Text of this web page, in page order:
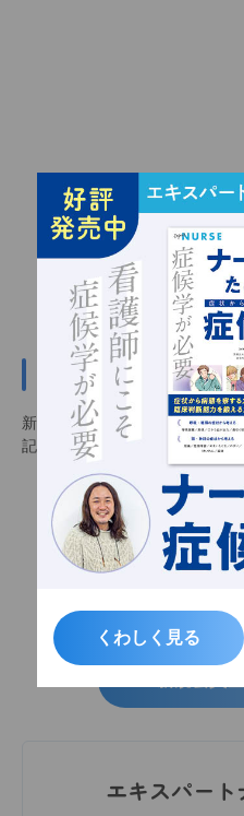
くわしく見る
くわしく見る
新規会員登録（無料
新規会員登録（無料）をすると
記事をお気に入りに追加し、い
会員限定記事 お気に
エキスパー